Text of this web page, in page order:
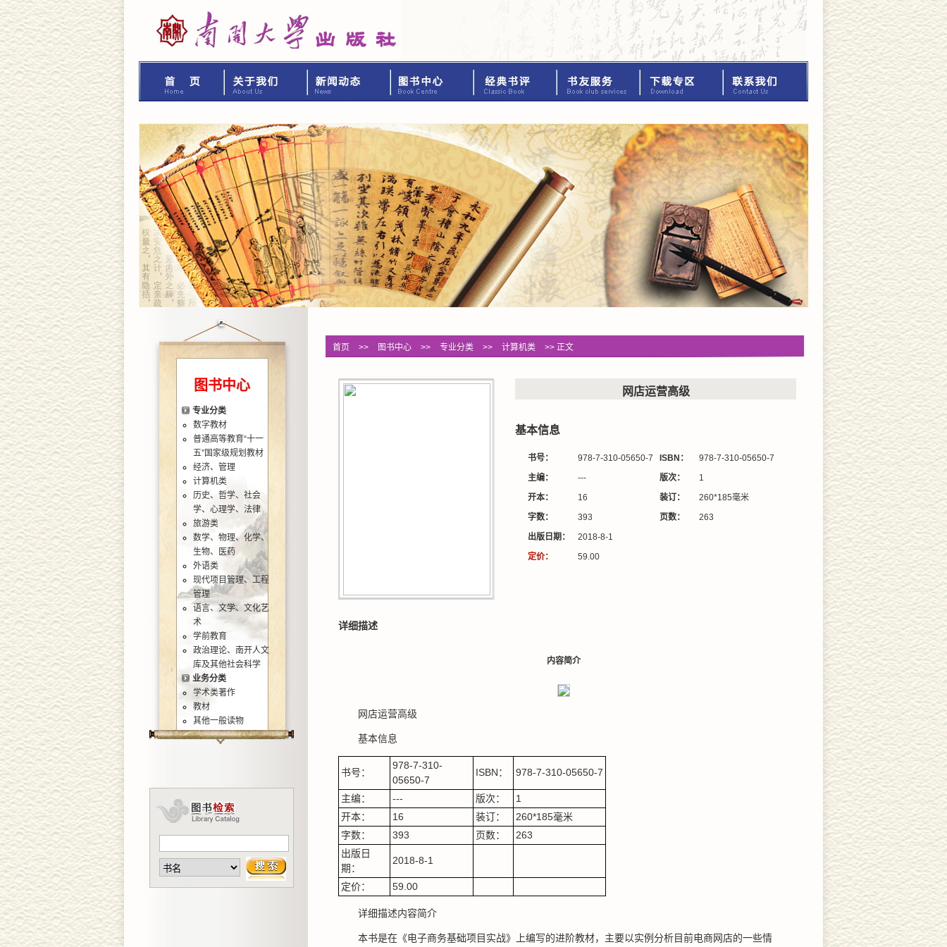
图书中心
专业分类
数字教材
普通高等教育“十一
五”国家级规划教材
经济、管理
计算机类
历史、哲学、社会
学、心理学、法律
旅游类
数学、物理、化学、
生物、医药
外语类
现代项目管理、工程
管理
语言、文学、文化艺
术
学前教育
政治理论、南开人文
库及其他社会科学
业务分类
学术类著作
教材
其他一般读物
首页 >> 图书中心 >> 专业分类 >> 计算机类 >> 正文
网店运营高级
基本信息
书号： 978-7-310-05650-7 ISBN：
978-7-310-05650-7
主编：
--- 版次：
1
开本：
16 装订：
260*185毫米
字数：
393 页数：
263
出版日期：
2018-8-1
定价：
59.00
详细描述
内容简介
网店运营高级
基本信息
书号：
978-7-310-
05650-7
ISBN： 978-7-310-05650-7
主编： --- 版次：
1
开本：
16 装订：
260*185毫米
字数：
393 页数：
263
出版日
期：
2018-8-1
定价： 59.00
详细描述内容简介
本书是在《电子商务基础项目实战》上编写的进阶教材，主要以实例分析目前电商网店的一些情